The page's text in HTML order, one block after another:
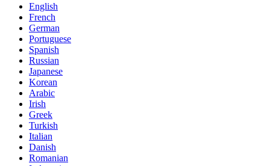
English
French
German
Portuguese
Spanish
Russian
Japanese
Korean
Arabic
Irish
Greek
Turkish
Italian
Danish
Romanian